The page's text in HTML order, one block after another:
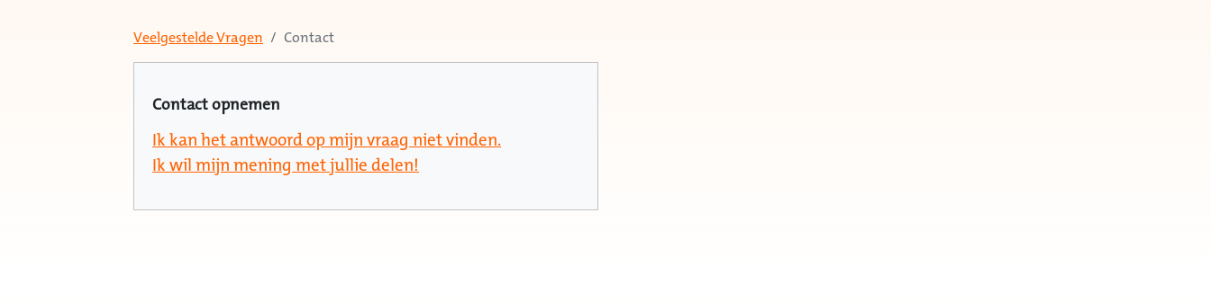
Veelgestelde Vragen Contact
Contact opnemen
Ik kan het antwoord op mijn vraag niet vinden.
Ik wil mijn mening met jullie delen!